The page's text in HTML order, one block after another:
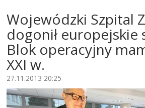
Wojewódzki Szpital
dogonił europejskie
Blok operacyjny
XXI w.
27.11.2013 20:25